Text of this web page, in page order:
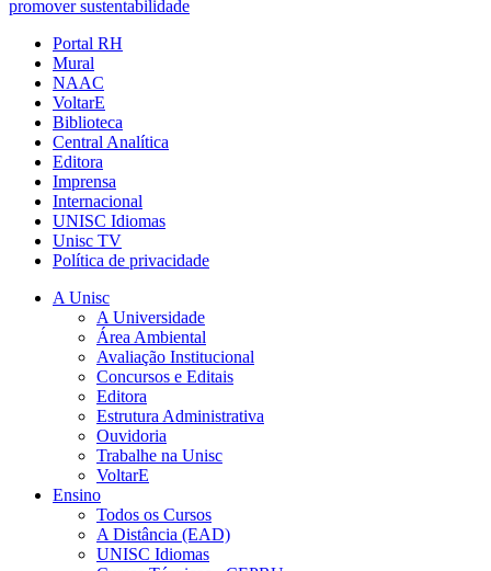
promover sustentabilidade
Portal RH
Mural
NAAC
VoltarE
Biblioteca
Central Analítica
Editora
Imprensa
Internacional
UNISC Idiomas
Unisc TV
Política de privacidade
A Unisc
A Universidade
Área Ambiental
Avaliação Institucional
Concursos e Editais
Editora
Estrutura Administrativa
Ouvidoria
Trabalhe na Unisc
VoltarE
Ensino
Todos os Cursos
A Distância (EAD)
UNISC Idiomas